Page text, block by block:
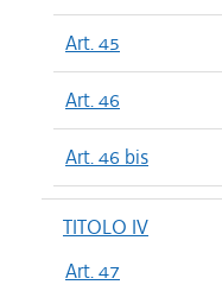
Art. 45
Art. 46
Art. 46 bis
TITOLO IV
Art. 47